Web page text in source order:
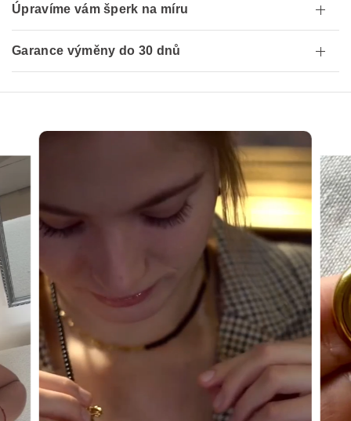
Úpravíme vám šperk na míru
Garance výměny do 30 dnů